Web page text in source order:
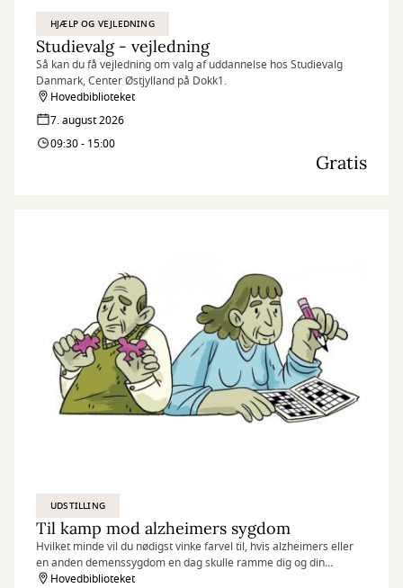
HJÆLP OG VEJLEDNING
Studievalg - vejledning
Så kan du få vejledning om valg af uddannelse hos Studievalg
Danmark, Center Østjylland på Dokk1.
Hovedbiblioteket
7. august 2026
09:30 - 15:00
Gratis
UDSTILLING
Til kamp mod alzheimers sygdom
Hvilket minde vil du nødigst vinke farvel til, hvis alzheimers eller
en anden demenssygdom en dag skulle ramme dig og din
hukommelse?
Hovedbiblioteket